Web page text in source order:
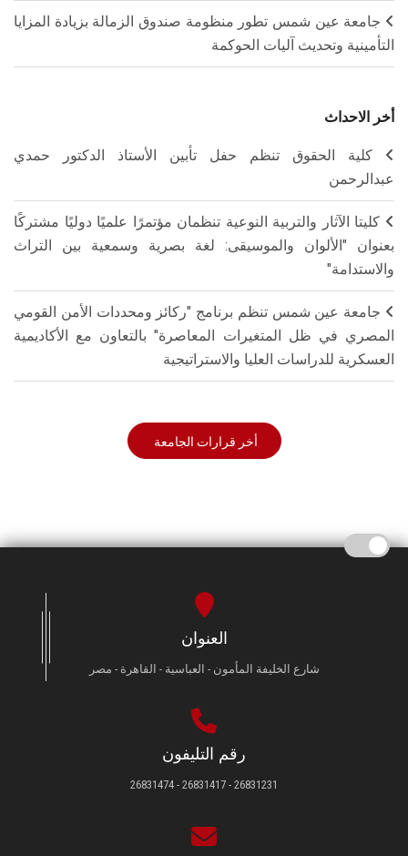
جامعة عين شمس تطور منظومة صندوق الزمالة بزيادة المزايا
التأمينية وتحديث آليات الحوكمة
أخر الاحداث
كلية الحقوق تنظم حفل تأبين الأستاذ الدكتور حمدي
عبدالرحمن
كليتا الآثار والتربية النوعية تنظمان مؤتمرًا علميًا دوليًا مشتركًا
بعنوان "الألوان والموسيقى: لغة بصرية وسمعية بين التراث
والاستدامة"
جامعة عين شمس تنظم برنامج "ركائز ومحددات الأمن القومي
المصري في ظل المتغيرات المعاصرة" بالتعاون مع الأكاديمية
العسكرية للدراسات العليا والاستراتيجية
أخر قرارات الجامعة
العنوان
شارع الخليفة المأمون - العباسية - القاهرة - مصر
رقم التليفون
26831231 - 26831417 - 26831474